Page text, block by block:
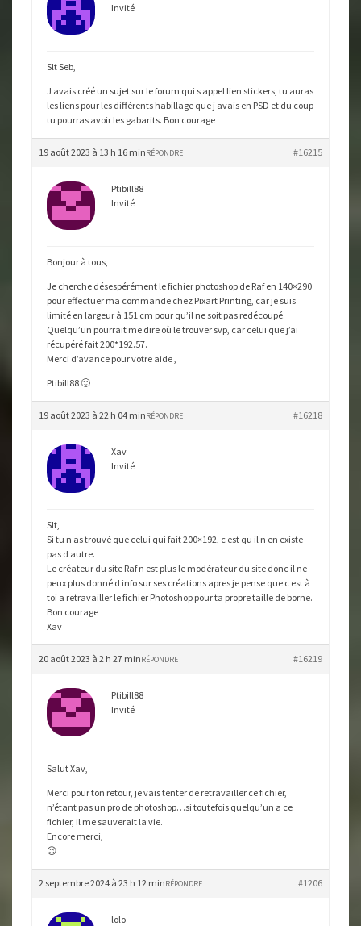
Invité
Slt Seb,
J avais créé un sujet sur le forum qui s appel lien stickers, tu auras
les liens pour les différents habillage que j avais en PSD et du coup
tu pourras avoir les gabarits. Bon courage
19 août 2023 à 13 h 16 min #16215
RÉPONDRE
Ptibill88
Invité
Bonjour à tous,
Je cherche désespérément le fichier photoshop de Raf en 140×290
pour effectuer ma commande chez Pixart Printing, car je suis
limité en largeur à 151 cm pour qu’il ne soit pas redécoupé.
Quelqu’un pourrait me dire où le trouver svp, car celui que j’ai
récupéré fait 200*192.57.
Merci d’avance pour votre aide ,
Ptibill88 🙂
19 août 2023 à 22 h 04 min #16218
RÉPONDRE
Xav
Invité
Slt,
Si tu n as trouvé que celui qui fait 200×192, c est qu il n en existe
pas d autre.
Le créateur du site Raf n est plus le modérateur du site donc il ne
peux plus donné d info sur ses créations apres je pense que c est à
toi a retravailler le fichier Photoshop pour ta propre taille de borne.
Bon courage
Xav
20 août 2023 à 2 h 27 min #16219
RÉPONDRE
Ptibill88
Invité
Salut Xav,
Merci pour ton retour, je vais tenter de retravailler ce fichier,
n’étant pas un pro de photoshop…si toutefois quelqu’un a ce
fichier, il me sauverait la vie.
Encore merci,
😉
2 septembre 2024 à 23 h 12 min #1206
RÉPONDRE
lolo